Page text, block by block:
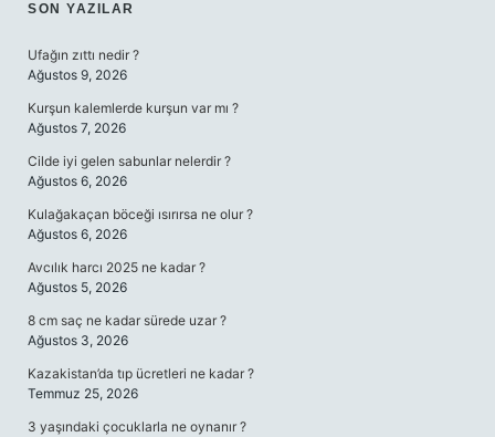
SIDEBAR
SON YAZILAR
Ufağın zıttı nedir ?
Ağustos 9, 2026
Kurşun kalemlerde kurşun var mı ?
Ağustos 7, 2026
Cilde iyi gelen sabunlar nelerdir ?
Ağustos 6, 2026
Kulağakaçan böceği ısırırsa ne olur ?
Ağustos 6, 2026
Avcılık harcı 2025 ne kadar ?
Ağustos 5, 2026
8 cm saç ne kadar sürede uzar ?
Ağustos 3, 2026
Kazakistan’da tıp ücretleri ne kadar ?
Temmuz 25, 2026
3 yaşındaki çocuklarla ne oynanır ?